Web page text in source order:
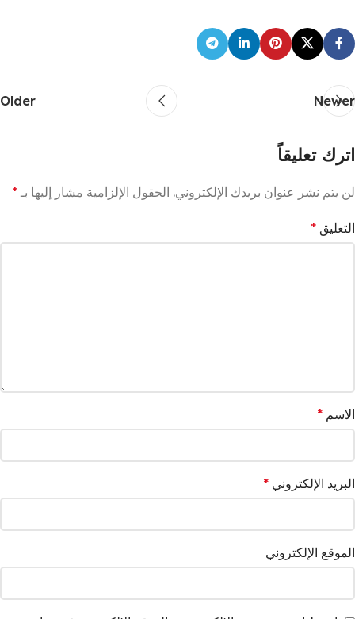
Newer
Older
اترك تعليقاً
لن يتم نشر عنوان بريدك الإلكتروني. الحقول الإلزامية مشار إليها بـ *
التعليق *
الاسم *
البريد الإلكتروني *
الموقع الإلكتروني